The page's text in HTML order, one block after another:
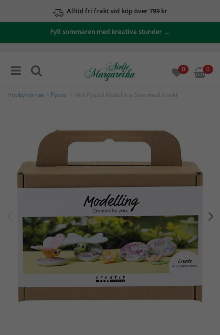
Alltid fri frakt vid köp över 799 kr
Fyll sommaren med kreativa stunder →
0 0
Hobbyhörnan Pyssel > Mini Pyssel Modellera Sten med insekt